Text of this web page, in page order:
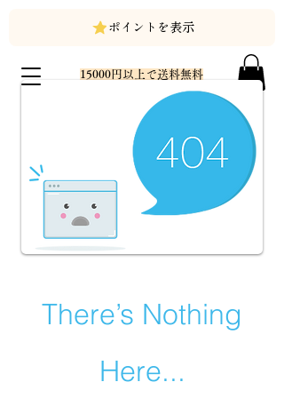
ポイントを表示
15000円以上で送料無料
There’s Nothing
Here...